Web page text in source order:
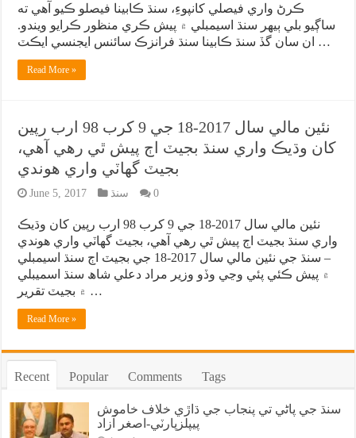
ڪرڻ واري فيصلي کانپوءِ، سنڌ ڪابينا فيصلو ڪيو آهي ته
ساڳيو بلي ٻيهر سنڌ اسيمبلي ۾ پيش ڪري منظور ڪرايو ويندو.
ان سان گڏ سنڌ ڪابينا سنڌ فرانزڪ سائنس ايجنسي ايڪٽ …
Read More »
نئين مالي سال 2017-18 جي 9 کرب 98 ارب رپين
کان وڌيڪ واري سنڌ بجيٽ اڄ پيش ٿي رهي آهي،
بجيٽ گهاٽي واري هوندي
June 5, 2017 سنڌ 0
نئين مالي سال 2017-18 جي 9 کرب 98 ارب رپين کان وڌيڪ
واري سنڌ بجيٽ اڄ پيش ٿي رهي آهي، بجيٽ گهاٽي واري هوندي
– سنڌ جي نئين مالي سال 2017-18 جي بجيٽ اڄ سنڌ اسيمبلي
۾ پيش ڪئي پئي وڃي وڏو وزير مراد دعلي شاھ سنڌ اسميبلي
۾ بجيٽ تقرير …
Read More »
Recent Popular Comments Tags
سنڌ جي پاڻي تي پنجاب جي ڌاڙي خلاف خاموش
پيپلزپارٽي-اصغر آزاد